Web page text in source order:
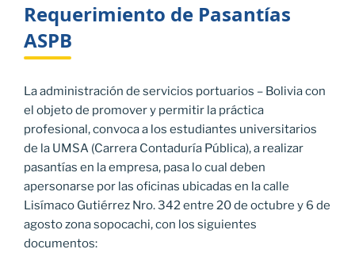
Requerimiento de Pasantías
ASPB
La administración de servicios portuarios – Bolivia con
el objeto de promover y permitir la práctica
profesional, convoca a los estudiantes universitarios
de la UMSA (Carrera Contaduría Pública), a realizar
pasantías en la empresa, pasa lo cual deben
apersonarse por las oficinas ubicadas en la calle
Lisímaco Gutiérrez Nro. 342 entre 20 de octubre y 6 de
agosto zona sopocachi, con los siguientes
documentos: